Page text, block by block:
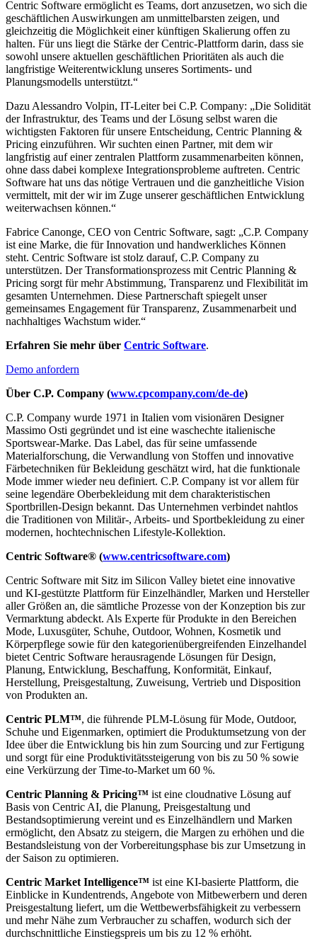
Centric Software ermöglicht es Teams, dort anzusetzen, wo sich die
geschäftlichen Auswirkungen am unmittelbarsten zeigen, und
gleichzeitig die Möglichkeit einer künftigen Skalierung offen zu
halten. Für uns liegt die Stärke der Centric-Plattform darin, dass sie
sowohl unsere aktuellen geschäftlichen Prioritäten als auch die
langfristige Weiterentwicklung unseres Sortiments- und
Planungsmodells unterstützt.“
Dazu Alessandro Volpin, IT-Leiter bei C.P. Company: „Die Solidität
der Infrastruktur, des Teams und der Lösung selbst waren die
wichtigsten Faktoren für unsere Entscheidung, Centric Planning &
Pricing einzuführen. Wir suchten einen Partner, mit dem wir
langfristig auf einer zentralen Plattform zusammenarbeiten können,
ohne dass dabei komplexe Integrationsprobleme auftreten. Centric
Software hat uns das nötige Vertrauen und die ganzheitliche Vision
vermittelt, mit der wir im Zuge unserer geschäftlichen Entwicklung
weiterwachsen können.“
Fabrice Canonge, CEO von Centric Software, sagt: „C.P. Company
ist eine Marke, die für Innovation und handwerkliches Können
steht. Centric Software ist stolz darauf, C.P. Company zu
unterstützen. Der Transformationsprozess mit Centric Planning &
Pricing sorgt für mehr Abstimmung, Transparenz und Flexibilität im
gesamten Unternehmen. Diese Partnerschaft spiegelt unser
gemeinsames Engagement für Transparenz, Zusammenarbeit und
nachhaltiges Wachstum wider.“
Erfahren Sie mehr über Centric Software.
Demo anfordern
Über C.P. Company (www.cpcompany.com/de-de)
C.P. Company wurde 1971 in Italien vom visionären Designer
Massimo Osti gegründet und ist eine waschechte italienische
Sportswear-Marke. Das Label, das für seine umfassende
Materialforschung, die Verwandlung von Stoffen und innovative
Färbetechniken für Bekleidung geschätzt wird, hat die funktionale
Mode immer wieder neu definiert. C.P. Company ist vor allem für
seine legendäre Oberbekleidung mit dem charakteristischen
Sportbrillen-Design bekannt. Das Unternehmen verbindet nahtlos
die Traditionen von Militär-, Arbeits- und Sportbekleidung zu einer
modernen, hochtechnischen Lifestyle-Kollektion.
Centric Software® (www.centricsoftware.com)
Centric Software mit Sitz im Silicon Valley bietet eine innovative
und KI-gestützte Plattform für Einzelhändler, Marken und Hersteller
aller Größen an, die sämtliche Prozesse von der Konzeption bis zur
Vermarktung abdeckt. Als Experte für Produkte in den Bereichen
Mode, Luxusgüter, Schuhe, Outdoor, Wohnen, Kosmetik und
Körperpflege sowie für den kategorienübergreifenden Einzelhandel
bietet Centric Software herausragende Lösungen für Design,
Planung, Entwicklung, Beschaffung, Konformität, Einkauf,
Herstellung, Preisgestaltung, Zuweisung, Vertrieb und Disposition
von Produkten an.
Centric PLM™, die führende PLM-Lösung für Mode, Outdoor,
Schuhe und Eigenmarken, optimiert die Produktumsetzung von der
Idee über die Entwicklung bis hin zum Sourcing und zur Fertigung
und sorgt für eine Produktivitätssteigerung von bis zu 50 % sowie
eine Verkürzung der Time-to-Market um 60 %.
Centric Planning & Pricing™ ist eine cloudnative Lösung auf
Basis von Centric AI, die Planung, Preisgestaltung und
Bestandsoptimierung vereint und es Einzelhändlern und Marken
ermöglicht, den Absatz zu steigern, die Margen zu erhöhen und die
Bestandsleistung von der Vorbereitungsphase bis zur Umsetzung in
der Saison zu optimieren.
Centric Market Intelligence™ ist eine KI-basierte Plattform, die
Einblicke in Kundentrends, Angebote von Mitbewerbern und deren
Preisgestaltung liefert, um die Wettbewerbsfähigkeit zu verbessern
und mehr Nähe zum Verbraucher zu schaffen, wodurch sich der
durchschnittliche Einstiegspreis um bis zu 12 % erhöht.